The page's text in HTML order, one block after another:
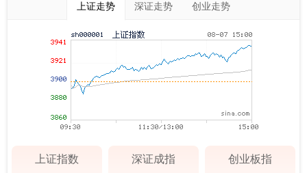
上证走势 深证走势 创业走势
上证指数 深证成指 创业板指